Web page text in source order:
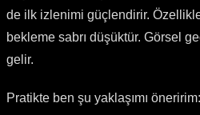
de ilk izlenimi güçlendirir.
bekleme sabrı düşüktür. Görsel
gelir.
Pratikte ben şu yaklaşımı öneririm: